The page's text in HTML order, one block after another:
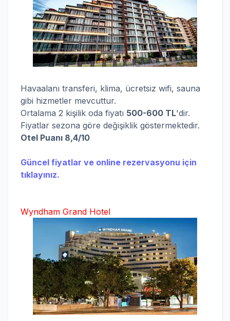
Havaalanı transferi, klima, ücretsiz wifi, sauna
gibi hizmetler mevcuttur.
Ortalama 2 kişilik oda fiyatı 500-600 TL'dir.
Fiyatlar sezona göre değişiklik göstermektedir.
Otel Puanı 8,4/10
Güncel fiyatlar ve online rezervasyonu için
tıklayınız.
Wyndham Grand Hotel